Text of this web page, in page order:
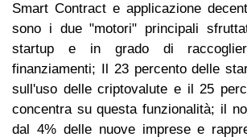
Smart Contract e applicazione
sono i due "motori" principali
startup e in grado di
finanziamenti; Il 23 percento delle
sull'uso delle criptovalute e il 25
concentra su questa funzionalità; il
dal 4% delle nuove imprese e